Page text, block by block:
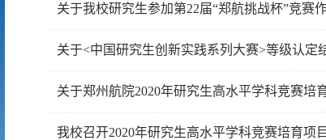
关于我校研究生参加第22届“郑航挑战杯”竞赛
关于<中国研究生创新实践系列大赛>等级认定
关于郑州航院2020年研究生高水平学科竞赛培
我校召开2020年研究生高水平学科竞赛培育项